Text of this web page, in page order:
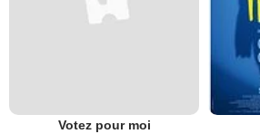
Votez pour moi